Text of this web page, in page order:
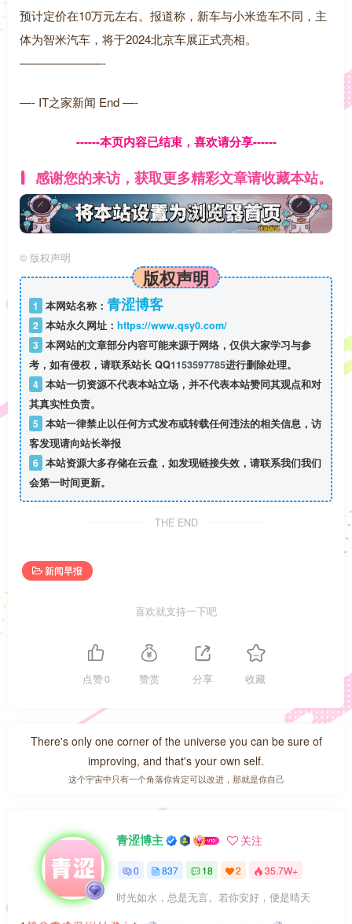
预计定价在10万元左右。报道称，新车与小米造车不同，主
体为智米汽车，将于2024北京车展正式亮相。
———————-
—- IT之家新闻 End —-
------本页内容已结束，喜欢请分享------
感谢您的来访，获取更多精彩文章请收藏本站。
© 版权声明
版权声明
1 本网站名称： 青涩博客
2 本站永久网址： https://www.qsy0.com/
3 本网站的文章部分内容可能来源于网络，仅供大家学习与参
考，如有侵权，请联系站长 QQ1153597785进行删除处理。
4 本站一切资源不代表本站立场，并不代表本站赞同其观点和对
其真实性负责。
5 本站一律禁止以任何方式发布或转载任何违法的相关信息，访
客发现请向站长举报
6 本站资源大多存储在云盘，如发现链接失效，请联系我们我们
会第一时间更新。
THE END
新闻早报
喜欢就支持一下吧
点赞0 赞赏 分享 收藏
There's only one corner of the universe you can be sure of
improving, and that's your own self.
这个宇宙中只有一个角落你肯定可以改进，那就是你自己
青涩博主 关注
0 837 18 2 35.7W+
时光如水，总是无言。若你安好，便是晴天